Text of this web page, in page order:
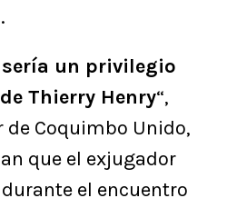
sería un privilegio
Thierry Henry“,
Coquimbo Unido,
que el exjugador
el encuentro